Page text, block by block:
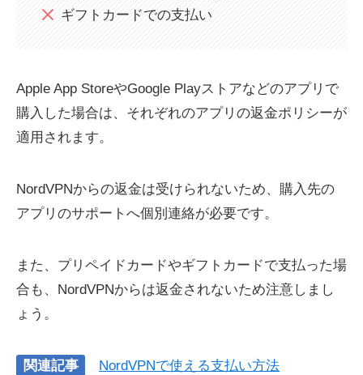
ギフトカードでの支払い
Apple App StoreやGoogle Playストアなどのアプリで
購入した場合は、それぞれのアプリの返金ポリシーが
適用されます。
NordVPNからの返金は受けられないため、購入先の
アプリのサポートへ個別連絡が必要です。
また、プリペイドカードやギフトカードで支払った場
合も、NordVPNからは返金されないため注意しまし
ょう。
関連記事 NordVPNで使える支払い方法